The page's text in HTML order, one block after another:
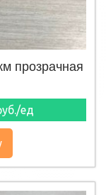
прозрачная
ед